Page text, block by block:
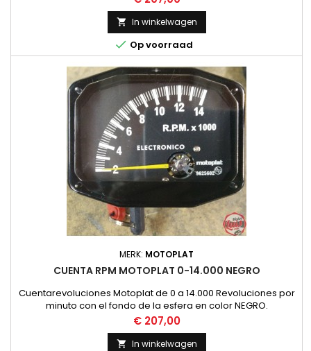
NUEVO
 In winkelwagen
 Op voorraad
MERK: MOTOPLAT
CUENTA RPM MOTOPLAT 0-14.000 NEGRO
Cuentarevoluciones Motoplat de 0 a 14.000 Revoluciones por
minuto con el fondo de la esfera en color NEGRO.
Funcionamiento por Induccion, no necesita instalacion.
NUEVO
Prijs
€ 207,00
 In winkelwagen